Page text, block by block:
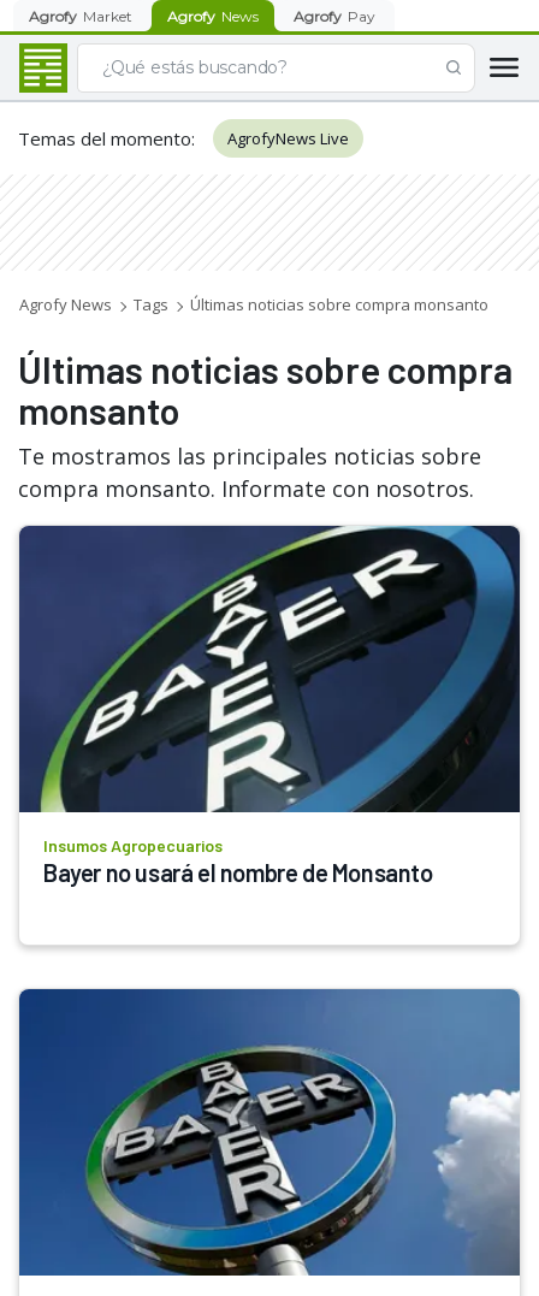
Agrofy Market Agrofy News Agrofy Pay
Temas del momento: AgrofyNews Live
Agrofy News Tags Últimas noticias sobre compra monsanto
Últimas noticias sobre compra
monsanto
Te mostramos las principales noticias sobre
compra monsanto. Informate con nosotros.
Insumos Agropecuarios
Bayer no usará el nombre de Monsanto